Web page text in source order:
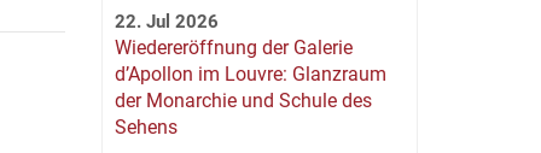
22. Jul 2026
Wiedereröffnung der Galerie
d’Apollon im Louvre: Glanzraum
der Monarchie und Schule des
Sehens